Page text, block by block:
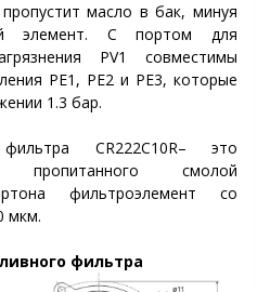
масло в бак, минуя
элемент. С портом для
PV1 совместимы
PE1, PE2 и PE3, которые
1.3 бар.
CR222С10R– это
пропитанного смолой
фильтроэлемент со
мкм.
фильтра